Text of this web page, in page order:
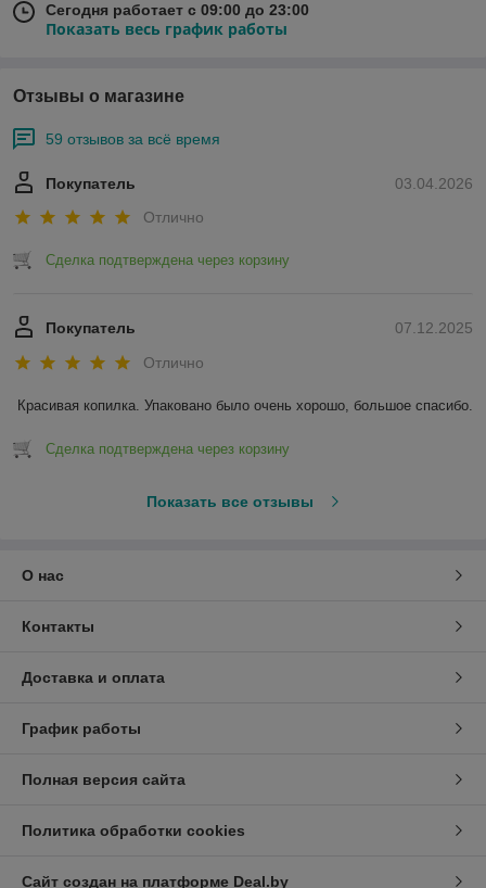
Сегодня работает с 09:00 до 23:00
Показать весь график работы
Отзывы о магазине
59 отзывов за всё время
03.04.2026
Покупатель
Отлично
Сделка подтверждена через корзину
07.12.2025
Покупатель
Отлично
Красивая копилка. Упаковано было очень хорошо, большое спасибо.
Сделка подтверждена через корзину
Показать все отзывы
О нас
Контакты
Доставка и оплата
График работы
Полная версия сайта
Политика обработки cookies
Сайт создан на платформе Deal.by